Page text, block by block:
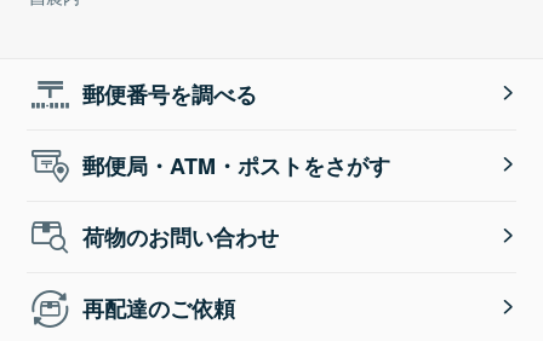
郵便番号を調べる
郵便局・ATM・ポストをさがす
荷物のお問い合わせ
再配達のご依頼